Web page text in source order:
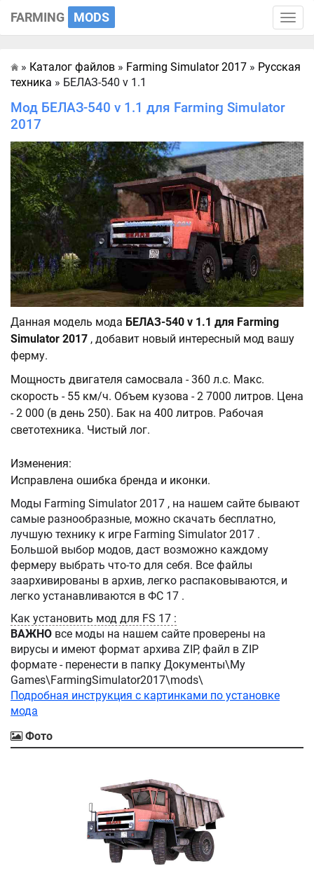
Toggle
FARMING MODS
Главная
» Каталог файлов » Farming Simulator 2017 » Русская
техника » БЕЛАЗ-540 v 1.1
Мод БЕЛАЗ-540 v 1.1 для Farming Simulator
2017
Данная модель мода БЕЛАЗ-540 v 1.1 для Farming
Simulator 2017 , добавит новый интересный мод вашу
ферму.
Мощность двигателя самосвала - 360 л.с. Макс.
скорость - 55 км/ч. Объем кузова - 2 7000 литров. Цена
- 2 000 (в день 250). Бак на 400 литров. Рабочая
светотехника. Чистый лог.
Изменения:
Исправлена ошибка бренда и иконки.
Моды Farming Simulator 2017 , на нашем сайте бывают
самые разнообразные, можно скачать бесплатно,
лучшую технику к игре Farming Simulator 2017 .
Большой выбор модов, даст возможно каждому
фермеру выбрать что-то для себя. Все файлы
заархивированы в архив, легко распаковываются, и
легко устанавливаются в ФС 17 .
Как установить мод для FS 17 :
ВАЖНО все моды на нашем сайте проверены на
вирусы и имеют формат архива ZIP, файл в ZIP
формате - перенести в папку Документы\My
Games\FarmingSimulator2017\mods\
Подробная инструкция с картинками по установке
мода
Фото